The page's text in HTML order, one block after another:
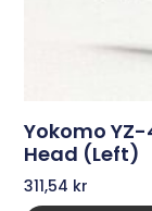
Yokomo YZ-
Head (Left)
311,54 kr